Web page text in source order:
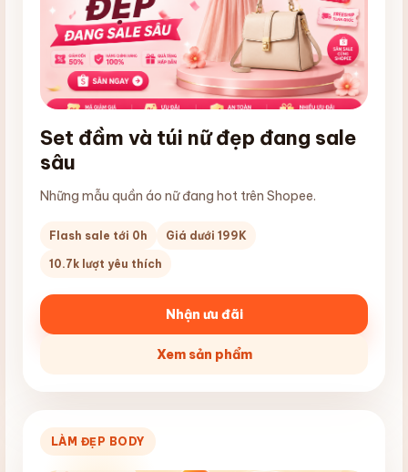
Set đầm và túi nữ đẹp đang sale
sâu
Những mẫu quần áo nữ đang hot trên Shopee.
Flash sale tới 0h Giá dưới 199K
10.7k lượt yêu thích
Nhận ưu đãi
Xem sản phẩm
LÀM ĐẸP BODY